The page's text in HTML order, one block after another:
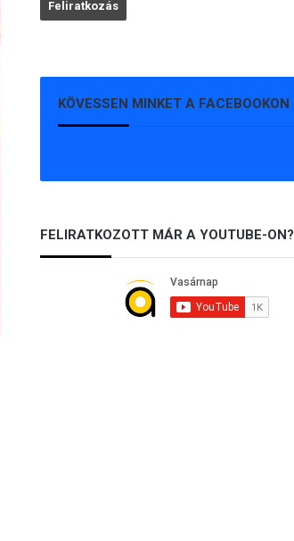
KÖVESSEN MINKET A FACEBOOKON
FELIRATKOZOTT MÁR A YOUTUBE-ON?